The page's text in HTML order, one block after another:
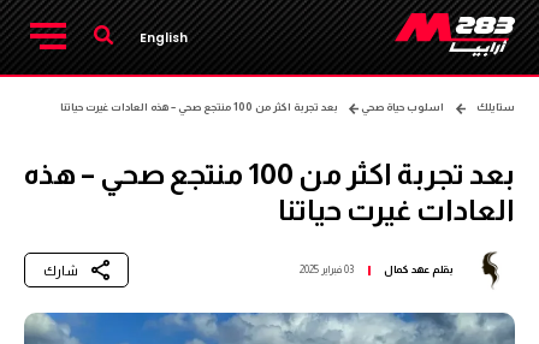
English
ستايلك اسلوب حياة صحي بعد تجربة اكثر من 100 منتجع صحي – هذه العادات غيرت حياتنا
بعد تجربة اكثر من 100 منتجع صحي – هذه
العادات غيرت حياتنا
بقلمعهد كمال 03 فبراير 2025 شارك